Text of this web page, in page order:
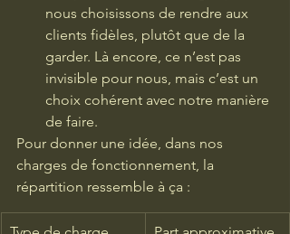
nous choisissons de rendre aux
clients fidèles, plutôt que de la
garder. Là encore, ce n’est pas
invisible pour nous, mais c’est un
choix cohérent avec notre manière
de faire.
Pour donner une idée, dans nos
charges de fonctionnement, la
répartition ressemble à ça :